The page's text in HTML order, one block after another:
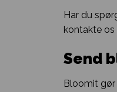
Har du
kontakte os
Send
Bloomit